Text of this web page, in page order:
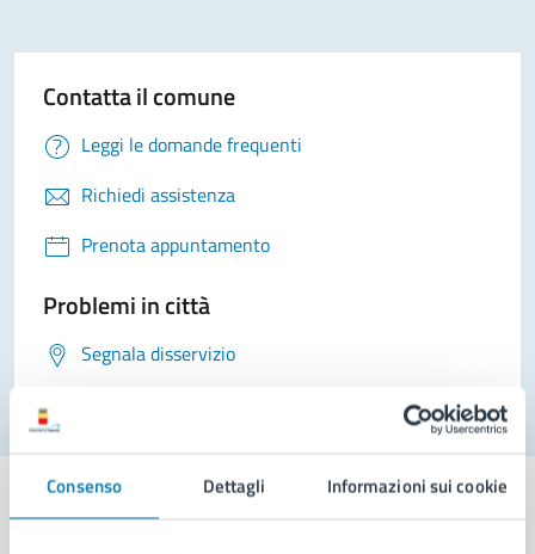
Consenso Dettagli Informazioni sui cookie
Contatta il comune
Leggi le domande frequenti
Richiedi assistenza
Prenota appuntamento
Problemi in città
Segnala disservizio